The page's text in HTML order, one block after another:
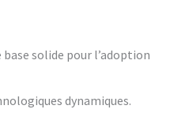
solide pour l’adoption
dynamiques.